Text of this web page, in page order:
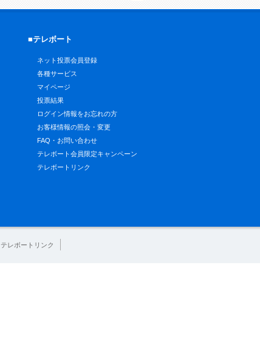
■テレボート
ネット投票会員登録
各種サービス
マイページ
投票結果
ログイン情報をお忘れの方
お客様情報の照会・変更
FAQ・お問い合わせ
テレボート会員限定キャンペーン
テレボートリンク
テレボートリンク